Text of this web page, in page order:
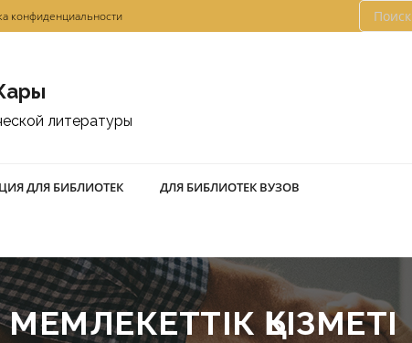
конфиденциальности
литературы
ДЛЯ БИБЛИОТЕК ДЛЯ БИБЛИОТЕК ВУЗОВ
ҚЫЗМЕТI